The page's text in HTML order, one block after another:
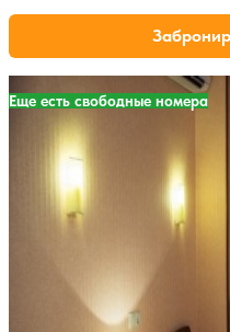
Еще есть свободные номера